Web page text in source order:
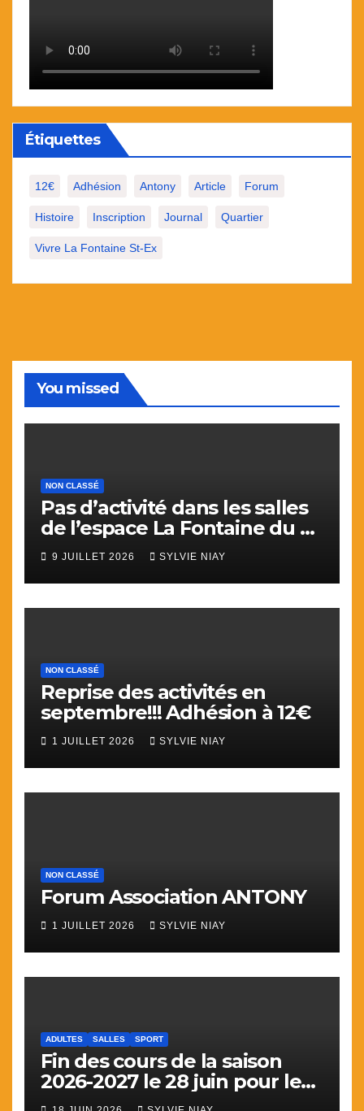
Étiquettes
12€ Adhésion Antony Article Forum
Histoire Inscription Journal Quartier
Vivre La Fontaine St-Ex
You missed
NON CLASSÉ
Pas d’activité dans les salles
de l’espace La Fontaine du 9
juillet au 31 aout.
9 JUILLET 2026 SYLVIE NIAY
NON CLASSÉ
Reprise des activités en
septembre!!! Adhésion à 12€
1 JUILLET 2026 SYLVIE NIAY
NON CLASSÉ
Forum Association ANTONY
1 JUILLET 2026 SYLVIE NIAY
ADULTES SALLES SPORT
Fin des cours de la saison
2026-2027 le 28 juin pour le
sport